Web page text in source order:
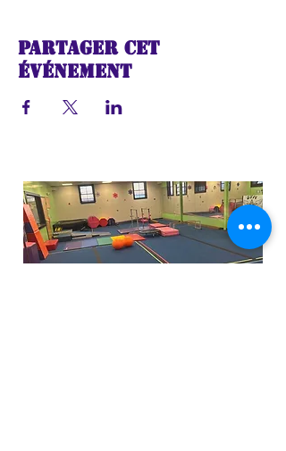
Partager cet
événement